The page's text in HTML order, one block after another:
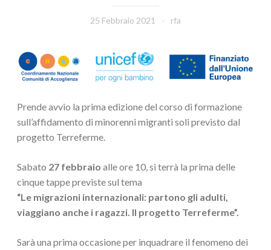
25 Febbraio 2021 rfa
Prende avvio la prima edizione del corso di formazione
sull’affidamento di minorenni migranti soli previsto dal
progetto Terreferme.
Sabato 27 febbraio alle ore 10, si terrà la prima delle
cinque tappe previste sul tema
“Le migrazioni internazionali: partono gli adulti,
viaggiano anche i ragazzi. Il progetto Terreferme”.
Sarà una prima occasione per inquadrare il fenomeno dei